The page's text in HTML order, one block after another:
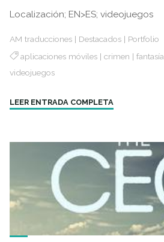
Localización; EN>ES; videojuegos
AM traducciones | Destacados | Portfolio
aplicaciones móviles| crimen | fantasía
videojuegos
LEER ENTRADA COMPLETA